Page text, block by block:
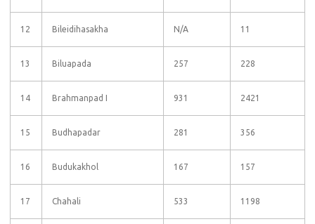
12 Bileidihasakha N/A 11
13 Biluapada 257 228
14 Brahmanpad I 931 2421
15 Budhapadar 281 356
16 Budukakhol 167 157
17 Chahali 533 1198